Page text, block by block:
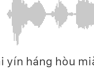
yín háng hòu